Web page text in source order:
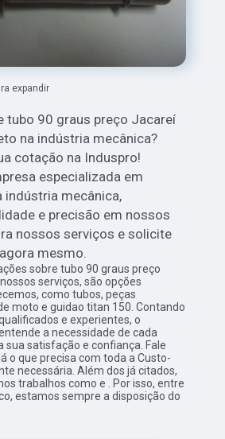
expandir
tubo 90 graus preço Jacareí
na indústria mecânica?
cotação na Induspro!
especializada em
indústria mecânica,
e precisão em nossos
nossos serviços e solicite
mesmo.
sobre tubo 90 graus preço
serviços, são opções
como tubos, peças
moto e guidao titan 150. Contando
e experientes, o
a necessidade de cada
sua satisfação e confiança. Fale
o que precisa com toda a Custo-
necessária. Além dos já citados,
trabalhos como e . Por isso, entre
estamos sempre a disposição do